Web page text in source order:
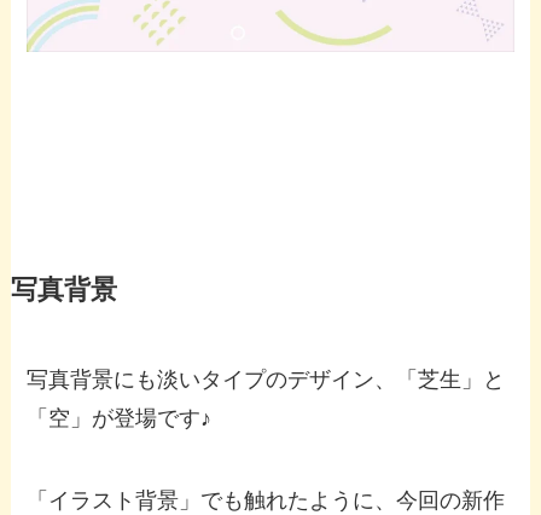
写真背景
写真背景にも淡いタイプのデザイン、「芝生」と
「空」が登場です♪
「イラスト背景」でも触れたように、今回の新作